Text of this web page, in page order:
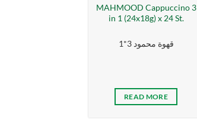
MAHMOOD Cappuccino 3
in 1 (24x18g) x 24 St.
قهوة محمود 3*1
READ MORE